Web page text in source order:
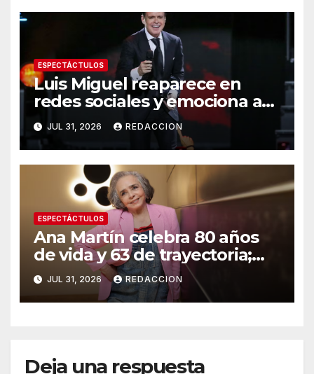
ESPECTÁCTULOS
Luis Miguel reaparece en
redes sociales y emociona a
sus seguidores tras rumores
de salud
JUL 31, 2026 REDACCION
ESPECTÁCTULOS
Ana Martín celebra 80 años
de vida y 63 de trayectoria;
anuncia transición a nuevos
personajes
JUL 31, 2026 REDACCION
Deja una respuesta